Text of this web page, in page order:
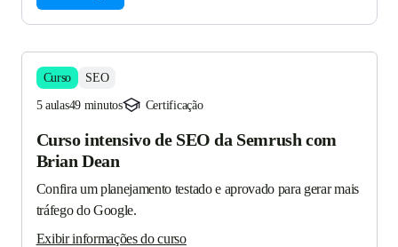
Curso SEO
5 aulas49 minutos Certificação
Curso intensivo de SEO da Semrush com
Brian Dean
Confira um planejamento testado e aprovado para gerar mais
tráfego do Google.
Exibir informações do curso